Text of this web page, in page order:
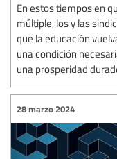
En estos tiempos en
múltiple, los y las
que la educación
una condición
una prosperidad
28 marzo 2024